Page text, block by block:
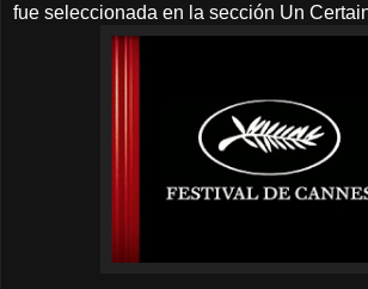
fue seleccionada en la sección Un